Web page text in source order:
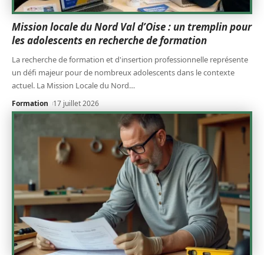
Mission locale du Nord Val d’Oise : un tremplin pour
les adolescents en recherche de formation
La recherche de formation et d'insertion professionnelle représente
un défi majeur pour de nombreux adolescents dans le contexte
actuel. La Mission Locale du Nord…
Formation 17 juillet 2026